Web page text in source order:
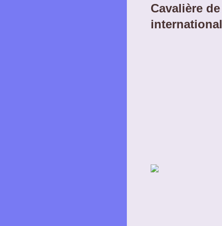
Cavalière